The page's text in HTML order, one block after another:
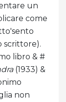
un
come
scrittore).
libro & #
(1933) &
non